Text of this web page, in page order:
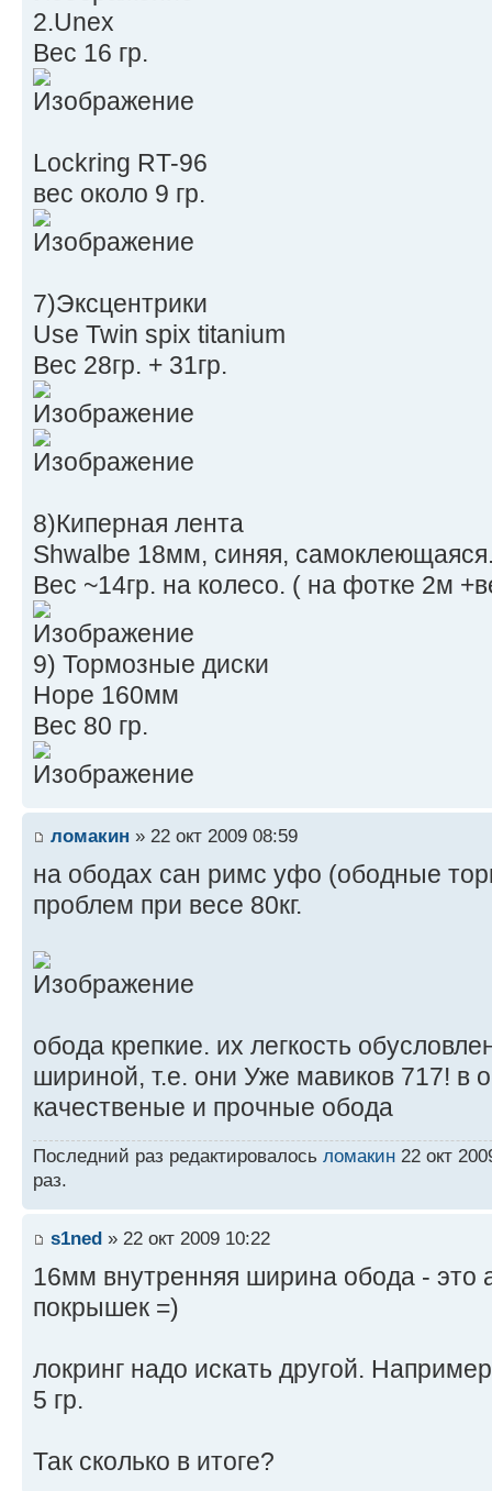
2.Unex
Вес 16 гр.
Lockring RT-96
вес около 9 гр.
7)Эксцентрики
Use Twin spix titanium
Вес 28гр. + 31гр.
8)Киперная лента
Shwalbe 18мм, синяя,
Вес ~14гр. на колесо. ( на фотке 2м
9) Тормозные диски
Hope 160мм
Вес 80 гр.
ломакин » 22 окт 2009 08:59
на ободах сан римс уфо (ободные
проблем при весе 80кг.
обода крепкие. их легкость
шириной, т.е. они Уже мавиков 717! в
качественые и прочные обода
Последний раз редактировалось ломакин 22 окт
раз.
s1ned » 22 окт 2009 10:22
16мм внутренняя ширина обода - это
покрышек =)
локринг надо искать другой.
5 гр.
Так сколько в итоге?